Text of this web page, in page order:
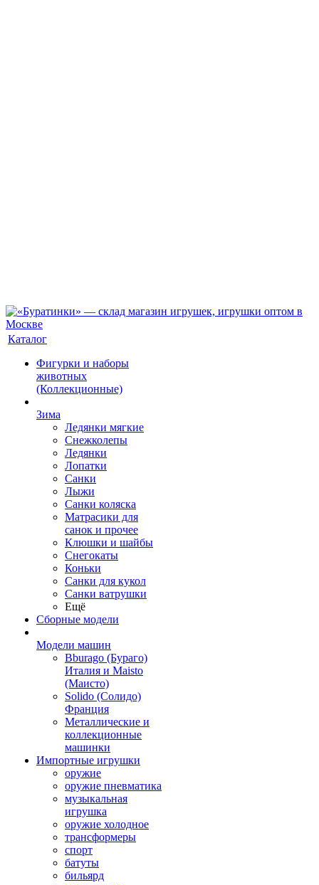
Каталог
Фигурки и наборы
животных
(Коллекционные)
Зима
Ледянки мягкие
Снежколепы
Ледянки
Лопатки
Санки
Лыжи
Санки коляска
Матрасики для
санок и прочее
Клюшки и шайбы
Снегокаты
Коньки
Санки для кукол
Санки ватрушки
Ещё
Сборные модели
Модели машин
Bburago (Бураго)
Италия и Maisto
(Маисто)
Solido (Солидо)
Франция
Металлические и
коллекционные
машинки
Импортные игрушки
оружие
оружие пневматика
музыкальная
игрушка
оружие холодное
трансформеры
спорт
батуты
бильярд